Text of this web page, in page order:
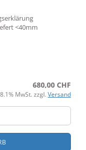
<40mm
680,00 CHF
MwSt. zzgl. Versand